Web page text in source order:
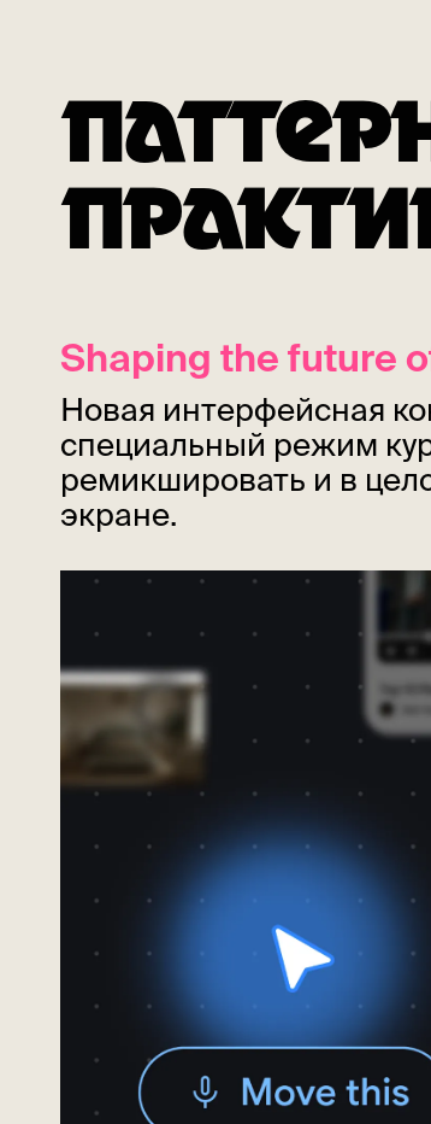
Shaping the future
Новая интерфейсная
специальный режим
ремикшировать и в
экране.